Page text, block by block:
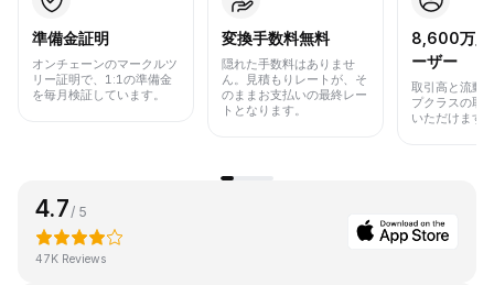
準備金証明
オンチェーンのマークルツ
リー証明で、1:1の準備金
を毎月検証しています。
変換手数料無料
隠れた手数料はありませ
ん。見積もりレートが、そ
のままお支払いの最終レー
トとなります。
8,600万人
ーザー
取引高と流動
プクラスの取
いただけます
4.7/ 5
47K Reviews